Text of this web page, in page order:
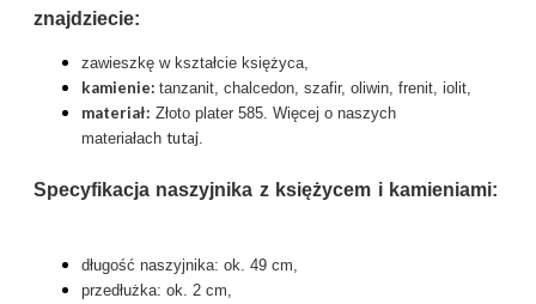
znajdziecie:
zawieszkę w kształcie księżyca,
kamienie: tanzanit, chalcedon, szafir, oliwin, frenit, iolit,
materiał: Złoto plater 585. Więcej o naszych
materiałach tutaj
Specyfikacja naszyjnika z księżycem i kamieniami:
długość naszyjnika: ok. 49 cm,
przedłużka: ok. 2 cm,